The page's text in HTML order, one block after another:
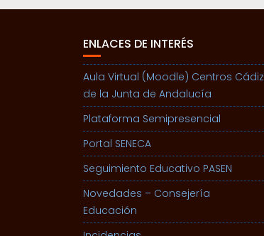
ENLACES DE INTERÉS
Aula Virtual (Moodle) Centros Cádiz
de la Junta de Andalucía
Plataforma Semipresencial
Portal SENECA
Seguimiento Educativo PASEN
Novedades – Consejería
Educación